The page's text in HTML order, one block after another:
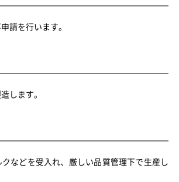
請を行います。
します。
などを受入れ、厳しい品質管理下で生産し